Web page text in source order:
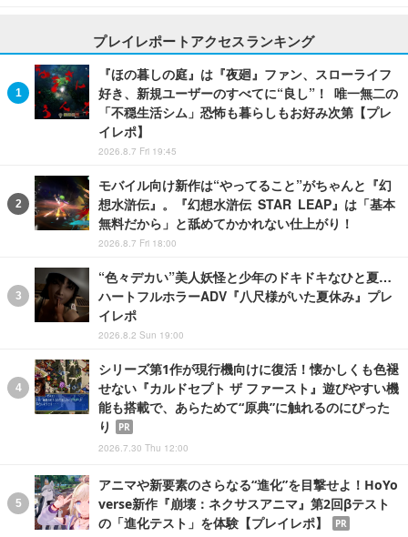
プレイレポートアクセスランキング
『ほの暮しの庭』は『夜廻』ファン、スローライフ
好き、新規ユーザーのすべてに“良し”！ 唯一無二の
「不穏生活シム」恐怖も暮らしもお好み次第【プレ
イレポ】
2026.8.7 Fri 19:45
モバイル向け新作は“やってること”がちゃんと『幻
想水滸伝』。『幻想水滸伝 STAR LEAP』は「基本
無料だから」と舐めてかかれない仕上がり！
2026.8.7 Fri 18:00
“色々デカい”美人妖怪と少年のドキドキなひと夏…
ハートフルホラーADV『八尺様がいた夏休み』プレ
イレポ
2026.8.2 Sun 19:00
シリーズ第1作が現行機向けに復活！懐かしくも色褪
せない『カルドセプト ザ ファースト』遊びやすい機
能も搭載で、あらためて“原典”に触れるのにぴった
り
PR
2026.7.30 Thu 12:00
アニマや新要素のさらなる“進化”を目撃せよ！HoYo
verse新作『崩壊：ネクサスアニマ』第2回βテスト
の「進化テスト」を体験【プレイレポ】
PR